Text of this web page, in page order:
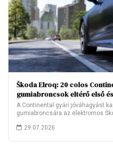
Škoda Elroq: 20 colos
gumiabroncsok eltérő első
A Continental gyári jóváhagyást
gumiabroncsára az elektromos
29.07.2026